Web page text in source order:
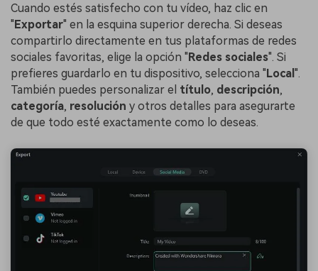
Cuando estés satisfecho con tu vídeo, haz clic en
"Exportar" en la esquina superior derecha. Si deseas
compartirlo directamente en tus plataformas de redes
sociales favoritas, elige la opción "Redes sociales". Si
prefieres guardarlo en tu dispositivo, selecciona "Local ".
También puedes personalizar el título, descripción,
categoría, resolución y otros detalles para asegurarte
de que todo esté exactamente como lo deseas.